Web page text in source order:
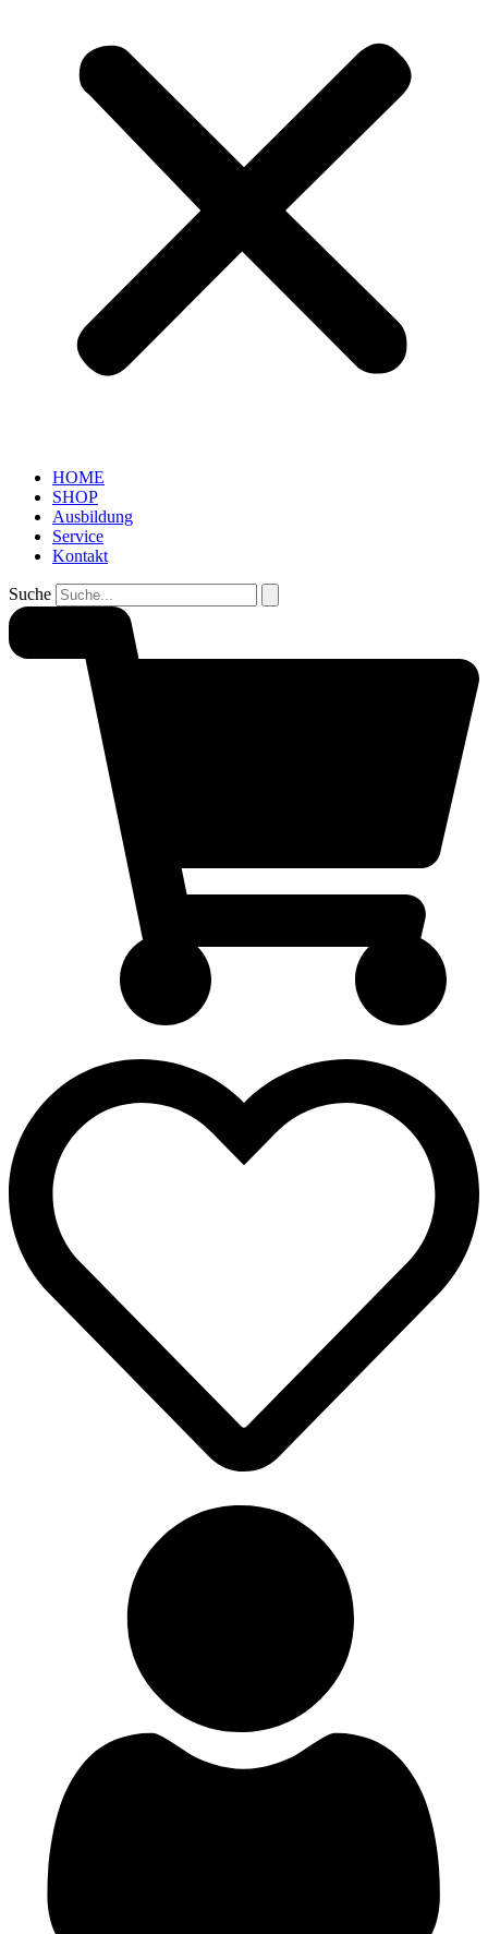
HOME
SHOP
Ausbildung
Service
Kontakt
Suche